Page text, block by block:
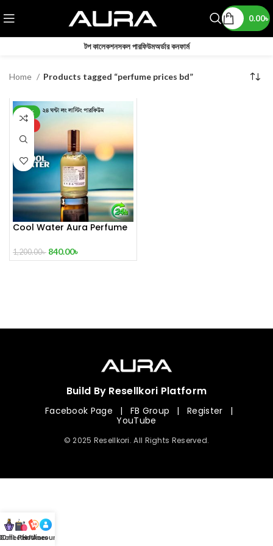
0.00৳
টপ কালেকশনসকল পারফিউমঅর্ডার কনফার্ম
Home Products tagged “perfume prices bd”
-30%
Cool Water Aura Perfume
1,200.00৳ 840.00৳
Build By Resellkori Platform
Facebook Page | FB Group | Register
|
YouTube
© 2025 Resellkori. All Rights Reserved.
mL Perfumes
Hotline
Account